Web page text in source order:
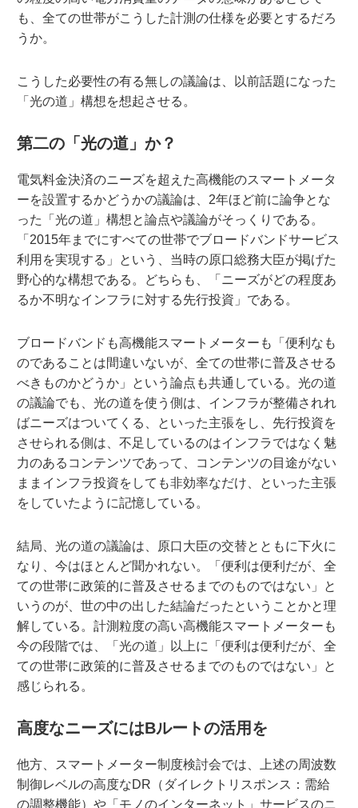
も、全ての世帯がこうした計測の仕様を必要とするだろ
うか。
こうした必要性の有る無しの議論は、以前話題になった
「光の道」構想を想起させる。
第二の「光の道」か？
電気料金決済のニーズを超えた高機能のスマートメータ
ーを設置するかどうかの議論は、2年ほど前に論争とな
った「光の道」構想と論点や議論がそっくりである。
「2015年までにすべての世帯でブロードバンドサービス
利用を実現する」という、当時の原口総務大臣が掲げた
野心的な構想である。どちらも、「ニーズがどの程度あ
るか不明なインフラに対する先行投資」である。
ブロードバンドも高機能スマートメーターも「便利なも
のであることは間違いないが、全ての世帯に普及させる
べきものかどうか」という論点も共通している。光の道
の議論でも、光の道を使う側は、インフラが整備されれ
ばニーズはついてくる、といった主張をし、先行投資を
させられる側は、不足しているのはインフラではなく魅
力のあるコンテンツであって、コンテンツの目途がない
ままインフラ投資をしても非効率なだけ、といった主張
をしていたように記憶している。
結局、光の道の議論は、原口大臣の交替とともに下火に
なり、今はほとんど聞かれない。「便利は便利だが、全
ての世帯に政策的に普及させるまでのものではない」と
いうのが、世の中の出した結論だったということかと理
解している。計測粒度の高い高機能スマートメーターも
今の段階では、「光の道」以上に「便利は便利だが、全
ての世帯に政策的に普及させるまでのものではない」と
感じられる。
高度なニーズにはBルートの活用を
他方、スマートメーター制度検討会では、上述の周波数
制御レベルの高度なDR（ダイレクトリスポンス：需給
の調整機能）や「モノのインターネット」サービスのニ